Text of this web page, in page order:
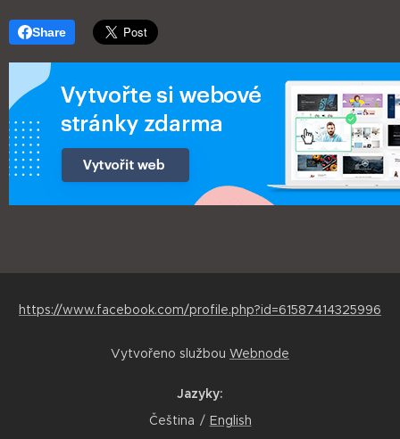
Share
https://www.facebook.com/profile.php?id=61587414325996
Vytvořeno službou Webnode
Jazyky
Čeština
English